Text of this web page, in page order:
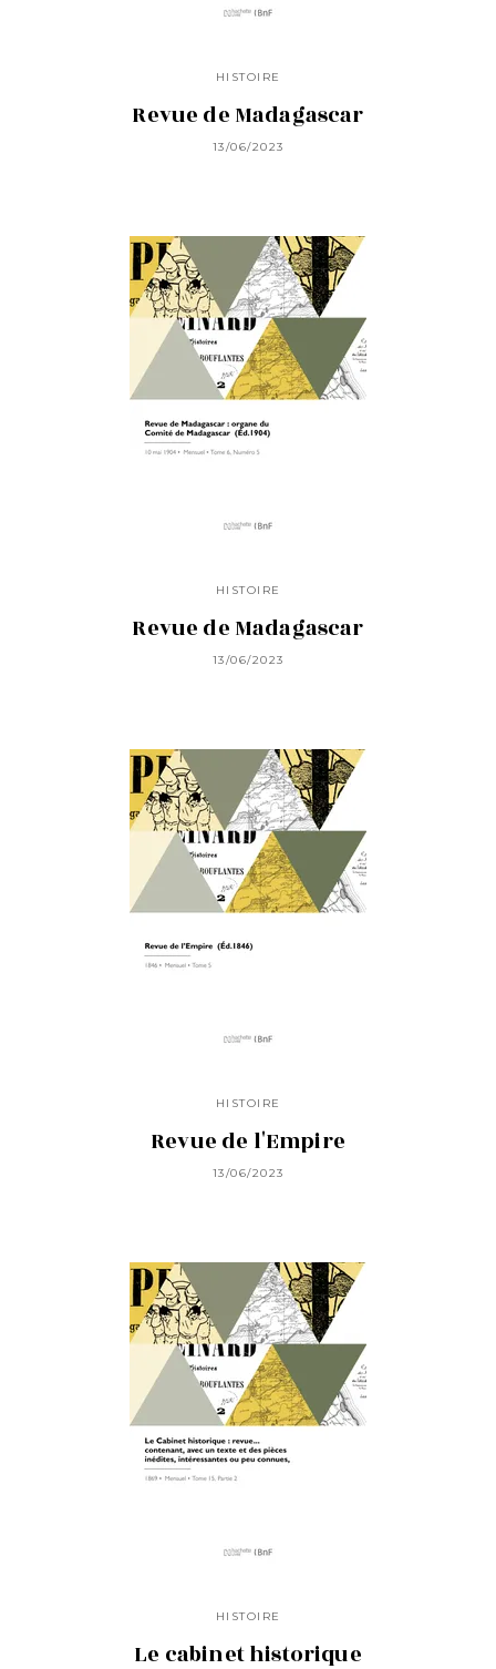
HISTOIRE
Revue de Madagascar
13/06/2023
HISTOIRE
Revue de Madagascar
13/06/2023
HISTOIRE
Revue de l'Empire
13/06/2023
HISTOIRE
Le cabinet historique